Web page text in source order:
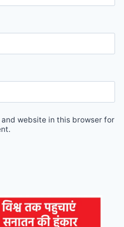
and website in this browser for